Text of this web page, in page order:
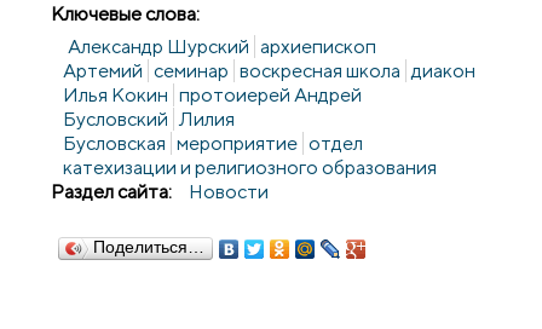
Ключевые слова:
Александр Шурский архиепископ
Артемий семинар воскресная школа диакон
Илья Кокин протоиерей Андрей
Бусловский Лилия
Бусловская мероприятие отдел
катехизации и религиозного образования
Раздел сайта:
Новости
Поделиться…